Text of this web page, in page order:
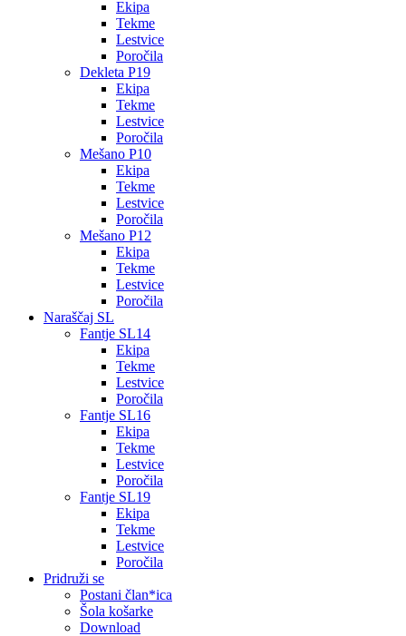
Ekipa
Tekme
Lestvice
Poročila
Dekleta P19
Ekipa
Tekme
Lestvice
Poročila
Mešano P10
Ekipa
Tekme
Lestvice
Poročila
Mešano P12
Ekipa
Tekme
Lestvice
Poročila
Naraščaj SL
Fantje SL14
Ekipa
Tekme
Lestvice
Poročila
Fantje SL16
Ekipa
Tekme
Lestvice
Poročila
Fantje SL19
Ekipa
Tekme
Lestvice
Poročila
Pridruži se
Postani član*ica
Šola košarke
Download